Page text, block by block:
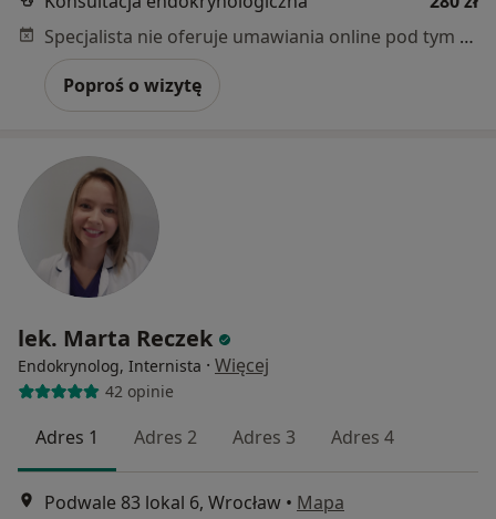
Specjalista nie oferuje umawiania online pod tym adresem.
Poproś o wizytę
lek. Marta Reczek
Endokrynolog, Internista · Więcej
42 opinie
Adres 1 Adres 2 Adres 3 Adres 4
Podwale 83 lokal 6, Wrocław • Mapa